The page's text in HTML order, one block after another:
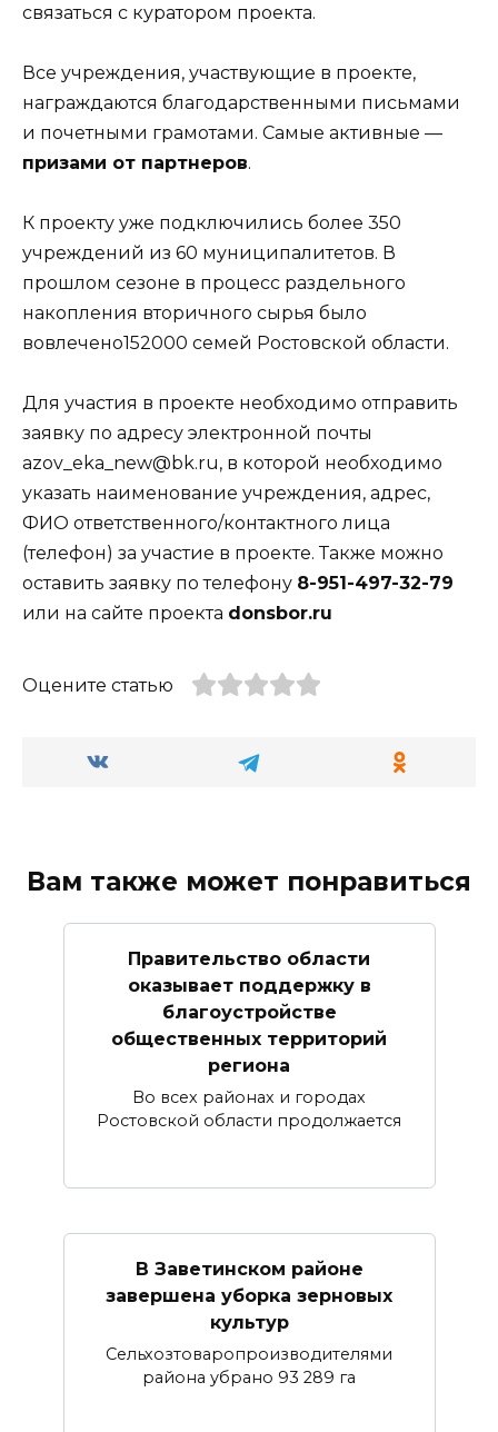
связаться с куратором проекта.
Все учреждения, участвующие в проекте,
награждаются благодарственными письмами
и почетными грамотами. Самые активные —
призами от партнеров.
К проекту уже подключились более 350
учреждений из 60 муниципалитетов. В
прошлом сезоне в процесс раздельного
накопления вторичного сырья было
вовлечено152000 семей Ростовской области.
Для участия в проекте необходимо отправить
заявку по адресу электронной почты
azov_eka_new@bk.ru, в которой необходимо
указать наименование учреждения, адрес,
ФИО ответственного/контактного лица
(телефон) за участие в проекте. Также можно
оставить заявку по телефону 8-951-497-32-79
или на сайте проекта donsbor.ru
Оцените статью
Вам также может понравиться
Правительство области
оказывает поддержку в
благоустройстве
общественных территорий
региона
Во всех районах и городах
Ростовской области продолжается
В Заветинском районе
завершена уборка зерновых
культур
Сельхозтоваропроизводителями
района убрано 93 289 га